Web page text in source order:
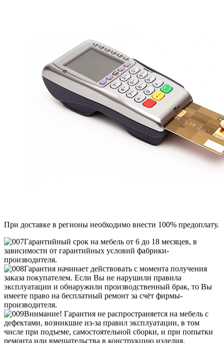
При доставке в регионы необходимо внести 100% предоплату.
Гарантийный срок на мебель от 6 до 18 месяцев, в
зависимости от гарантийных условий фабрики-
производителя.
Гарантия начинает действовать с момента получения
заказа покупателем. Если Вы не нарушили правила
эксплуатации и обнаружили производственный брак, то Вы
имеете право на бесплатный ремонт за счёт фирмы-
производителя.
Внимание! Гарантия не распространяется на мебель с
дефектами, возникшие из-за правил эксплуатации, в том
числе при подъеме, самостоятельной сборки, и при попытки
ремонта или вмешательства в конструкцию изделия.